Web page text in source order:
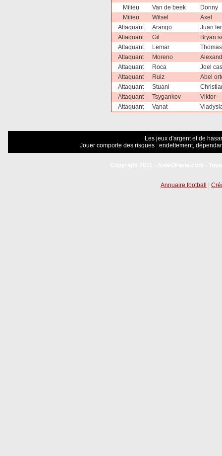
Milieu
Van de beek
Donny
Milieu
Witsel
Axel
Attaquant
Arango
Juan
Attaquant
Gil
Bryan
Attaquant
Lemar
Attaquant
Moreno
Attaquant
Roca
Joel
Attaquant
Ruiz
Abel
Attaquant
Stuani
Attaquant
Tsygankov
Viktor
Attaquant
Vanat
Les jeux d'argent et de
Jouer comporte des risques : endettement,
Annuaire football